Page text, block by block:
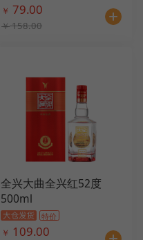
￥ 79.00
￥158.00
全兴大曲全兴红52度
500ml
特价
￥ 109.00